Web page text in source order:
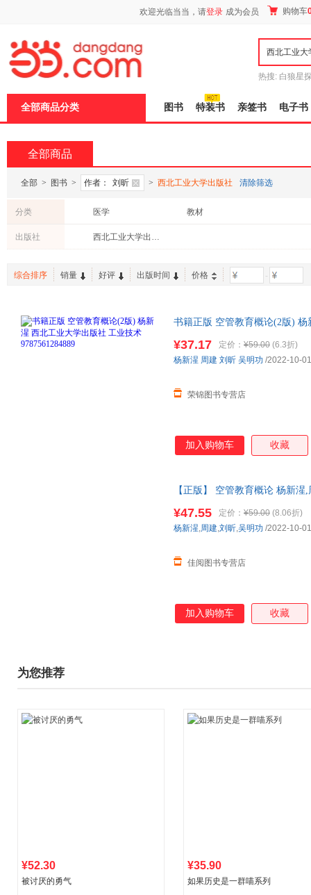
欢迎光临当当，请登录 成为会员 购物车
热搜: 白狼星
全部商品分类 图书 特装书 亲签书 电子书
全部商品
全部 > 图书 > 作者： 刘昕 > 西北工业大学出版社 清除筛选
分类 医学 教材
出版社 西北工业大学出版社
综合排序 销量 好评 出版时间 价格 -
书籍正版 空管教育概论(2版)
¥37.17 定价： ¥59.00 (6.3折)
荣锦图书专营店
杨新湦 周建 刘昕 吴明功 /2022-10-01
加入购物车 收藏
【正版】 空管教育概论 杨新
¥47.55 定价： ¥59.00 (8.06折)
佳阅图书专营店
杨新湦,周建,刘昕,吴明功 /2022-10-01
加入购物车 收藏
为您推荐
¥52.30
被讨厌的勇气
¥35.90
如果历史是一群喵系列
页
加